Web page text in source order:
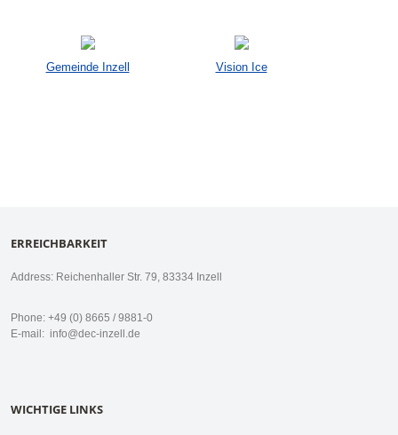
Gemeinde Inzell Vision Ice
ERREICHBARKEIT
Address: Reichenhaller Str. 79, 83334 Inzell
Phone: +49 (0) 8665 / 9881-0
E-mail: info@dec-inzell.de
WICHTIGE LINKS